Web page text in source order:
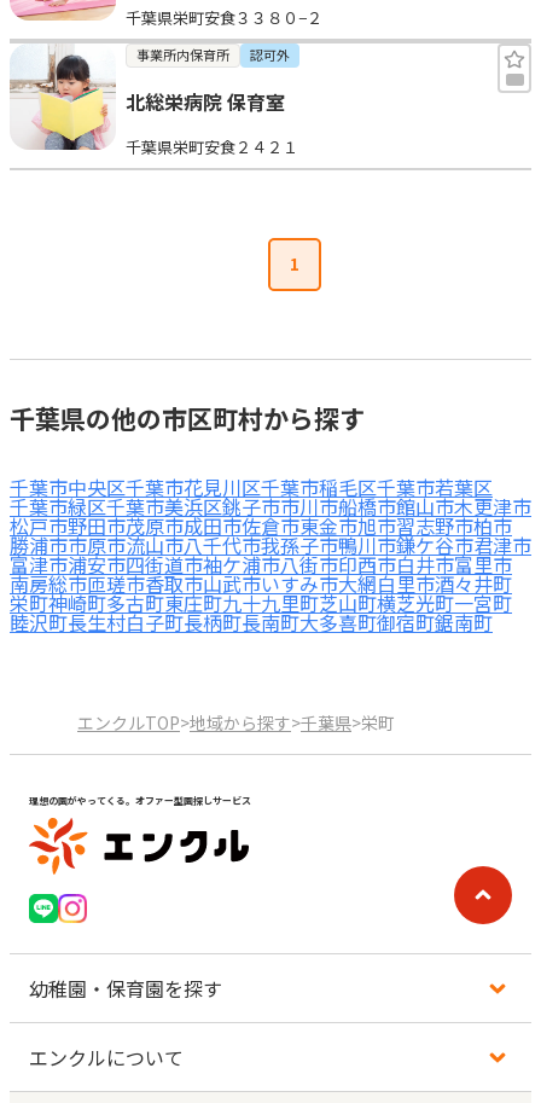
千葉県栄町安食３３８０−２
事業所内保育所 認可外
北総栄病院 保育室
千葉県栄町安食２４２１
1
千葉県の他の市区町村から探す
千葉市中央区千葉市花見川区千葉市稲毛区千葉市若葉区
千葉市緑区千葉市美浜区銚子市市川市船橋市館山市木更津市
松戸市野田市茂原市成田市佐倉市東金市旭市習志野市柏市
勝浦市市原市流山市八千代市我孫子市鴨川市鎌ケ谷市君津市
富津市浦安市四街道市袖ケ浦市八街市印西市白井市富里市
南房総市匝瑳市香取市山武市いすみ市大網白里市酒々井町
栄町神崎町多古町東庄町九十九里町芝山町横芝光町一宮町
睦沢町長生村白子町長柄町長南町大多喜町御宿町鋸南町
エンクルTOP>地域から探す>千葉県>栄町
理想の園がやってくる。オファー型園探しサービス
幼稚園・保育園を探す
エンクルについて